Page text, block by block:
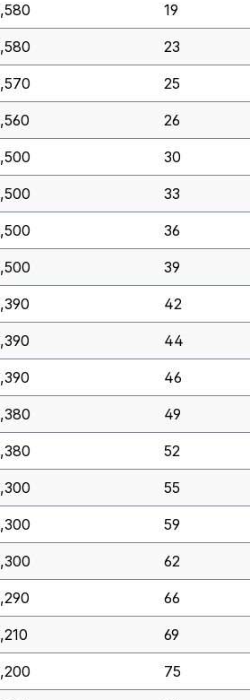
19
23
25
26
30
33
36
39
42
44
46
49
52
55
59
62
66
69
75